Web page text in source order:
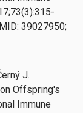
39027950;
J.
Offspring's
Immune